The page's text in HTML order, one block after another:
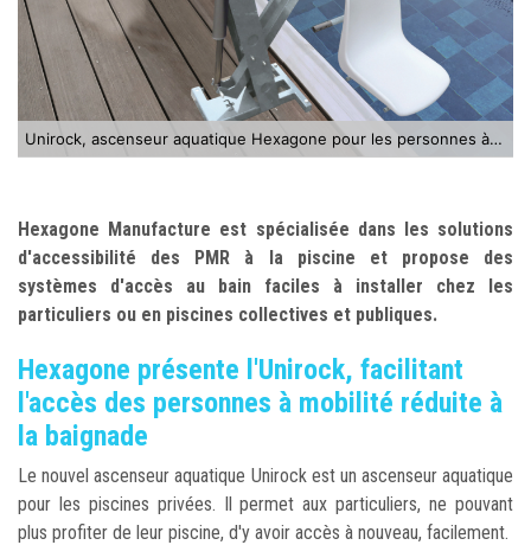
Unirock, ascenseur aquatique Hexagone pour les personnes à mobilité réduite
Hexagone Manufacture est spécialisée dans les solutions
d'accessibilité des PMR à la piscine et propose des
systèmes d'accès au bain faciles à installer chez les
particuliers ou en piscines collectives et publiques.
Hexagone présente l'Unirock, facilitant
l'accès des personnes à mobilité réduite à
la baignade
Le nouvel ascenseur aquatique Unirock est un ascenseur aquatique
pour les piscines privées. Il permet aux particuliers, ne pouvant
plus profiter de leur piscine, d'y avoir accès à nouveau, facilement.